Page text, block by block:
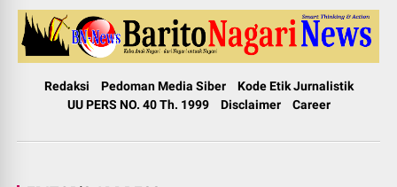
Redaksi Pedoman Media Siber
Kode Etik Jurnalistik
UU PERS NO. 40 Th. 1999
Disclaimer Career